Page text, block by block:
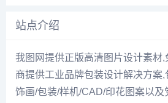
站点介绍
我图网提供正版高清图片设计素材
商提供工业品牌包装设计解决方案
饰画/包装/样机/CAD/印花图案以及